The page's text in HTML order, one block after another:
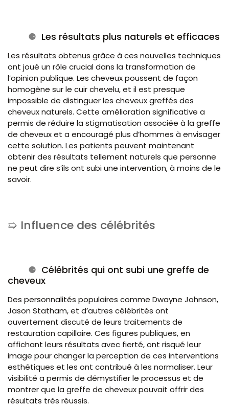
Les résultats plus naturels et efficaces
Les résultats obtenus grâce à ces nouvelles techniques
ont joué un rôle crucial dans la transformation de
l’opinion publique. Les cheveux poussent de façon
homogène sur le cuir chevelu, et il est presque
impossible de distinguer les cheveux greffés des
cheveux naturels. Cette amélioration significative a
permis de réduire la stigmatisation associée à la greffe
de cheveux et a encouragé plus d’hommes à envisager
cette solution. Les patients peuvent maintenant
obtenir des résultats tellement naturels que personne
ne peut dire s’ils ont subi une intervention, à moins de le
savoir.
Influence des célébrités
Célébrités qui ont subi une greffe de
cheveux
Des personnalités populaires comme Dwayne Johnson,
Jason Statham, et d’autres célébrités ont
ouvertement discuté de leurs traitements de
restauration capillaire. Ces figures publiques, en
affichant leurs résultats avec fierté, ont risqué leur
image pour changer la perception de ces interventions
esthétiques et les ont contribué à les normaliser. Leur
visibilité a permis de démystifier le processus et de
montrer que la greffe de cheveux pouvait offrir des
résultats très réussis.